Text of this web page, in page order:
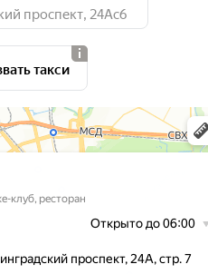
проспект, 24Ас6
такси